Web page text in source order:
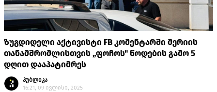
ზუგდიდელი აქტივისტი FB კომენტარში მერიის
თანამშრომლისთვის „ფოჩოს" წოდების გამო 5
დღით დააპატიმრეს
პუბლიკა
16:21, 09 ივლისი, 2025